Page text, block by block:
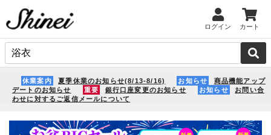
ログイン カート
休業案内 夏季休業のお知らせ(8/13-8/16) お知らせ
商品機能アップ
デートのお知らせ
重要 銀行口座変更のお知らせ お知らせ
お問い合
わせに対するご返信メールについて